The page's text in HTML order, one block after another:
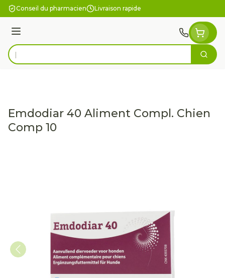
Aller au contenu
Conseil du pharmacien Livraison rapide
Menu
Rechercher
Emdodiar 40 Aliment Compl. Chien
Comp 10